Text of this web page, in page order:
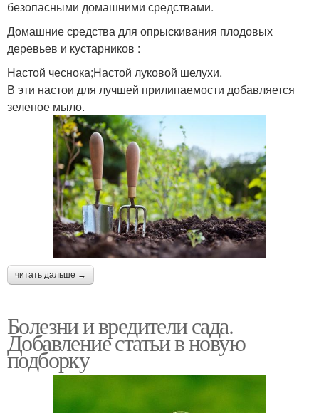
безопасными домашними средствами.
Домашние средства для опрыскивания плодовых
деревьев и кустарников :
Настой чеснока;Настой луковой шелухи.
В эти настои для лучшей прилипаемости добавляется
зеленое мыло.
читать дальше →
Болезни и вредители сада.
Добавление статьи в новую
подборку